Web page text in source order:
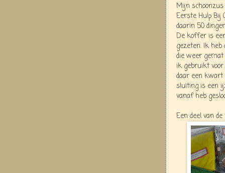
Mijn
Eerste Hulp Bij
daarin 50
De koffer is
gezeten. Ik
die weer gemat
ik gebruikt voor
daar een kwart
sluiting is een
vanaf heb
Een deel van de